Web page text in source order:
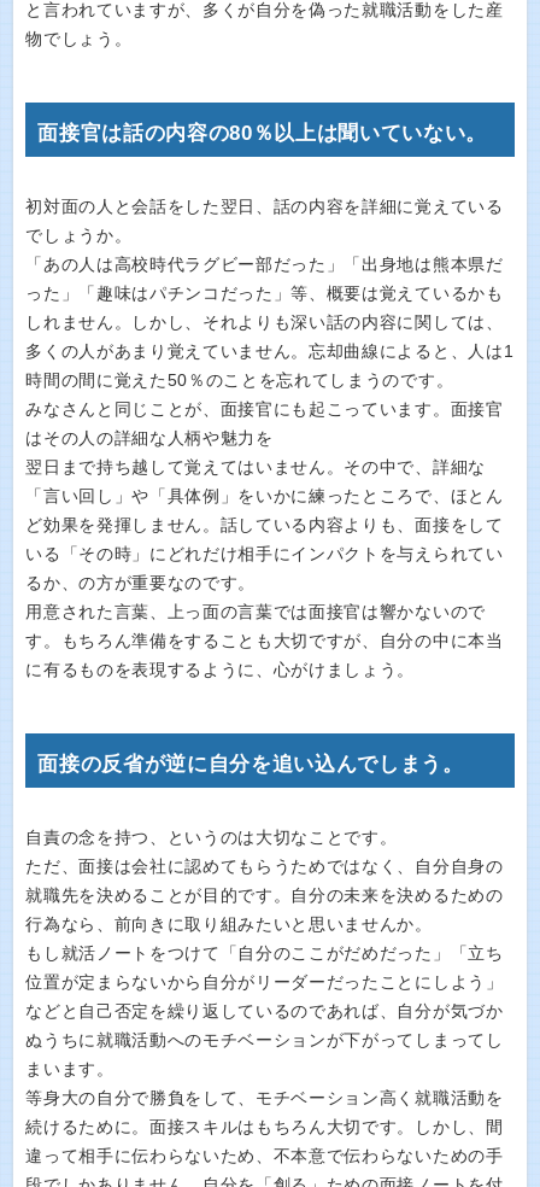
と言われていますが、多くが自分を偽った就職活動をした産
物でしょう。
面接官は話の内容の80％以上は聞いていない。
初対面の人と会話をした翌日、話の内容を詳細に覚えている
でしょうか。
「あの人は高校時代ラグビー部だった」「出身地は熊本県だ
った」「趣味はパチンコだった」等、概要は覚えているかも
しれません。しかし、それよりも深い話の内容に関しては、
多くの人があまり覚えていません。忘却曲線によると、人は1
時間の間に覚えた50％のことを忘れてしまうのです。
みなさんと同じことが、面接官にも起こっています。面接官
はその人の詳細な人柄や魅力を
翌日まで持ち越して覚えてはいません。その中で、詳細な
「言い回し」や「具体例」をいかに練ったところで、ほとん
ど効果を発揮しません。話している内容よりも、面接をして
いる「その時」にどれだけ相手にインパクトを与えられてい
るか、の方が重要なのです。
用意された言葉、上っ面の言葉では面接官は響かないので
す。もちろん準備をすることも大切ですが、自分の中に本当
に有るものを表現するように、心がけましょう。
面接の反省が逆に自分を追い込んでしまう。
自責の念を持つ、というのは大切なことです。
ただ、面接は会社に認めてもらうためではなく、自分自身の
就職先を決めることが目的です。自分の未来を決めるための
行為なら、前向きに取り組みたいと思いませんか。
もし就活ノートをつけて「自分のここがだめだった」「立ち
位置が定まらないから自分がリーダーだったことにしよう」
などと自己否定を繰り返しているのであれば、自分が気づか
ぬうちに就職活動へのモチベーションが下がってしまってし
まいます。
等身大の自分で勝負をして、モチベーション高く就職活動を
続けるために。面接スキルはもちろん大切です。しかし、間
違って相手に伝わらないため、不本意で伝わらないための手